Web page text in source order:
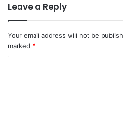
Leave a Reply
Your email address will not be
marked *